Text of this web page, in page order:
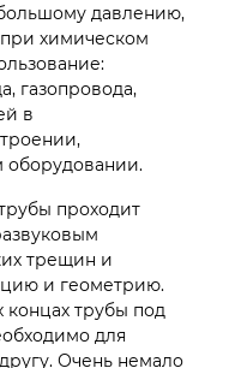
давлению,
химическом
газопровода,
в
проходит
трещин и
и геометрию.
концах трубы под
для
Очень немало